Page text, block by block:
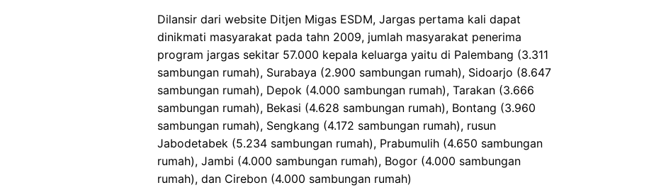
Dilansir dari website Ditjen Migas ESDM, Jargas pertama kali dapat
dinikmati masyarakat pada tahn 2009, jumlah masyarakat penerima
program jargas sekitar 57.000 kepala keluarga yaitu di Palembang (3.311
sambungan rumah), Surabaya (2.900 sambungan rumah), Sidoarjo (8.647
sambungan rumah), Depok (4.000 sambungan rumah), Tarakan (3.666
sambungan rumah), Bekasi (4.628 sambungan rumah), Bontang (3.960
sambungan rumah), Sengkang (4.172 sambungan rumah), rusun
Jabodetabek (5.234 sambungan rumah), Prabumulih (4.650 sambungan
rumah), Jambi (4.000 sambungan rumah), Bogor (4.000 sambungan
rumah), dan Cirebon (4.000 sambungan rumah)